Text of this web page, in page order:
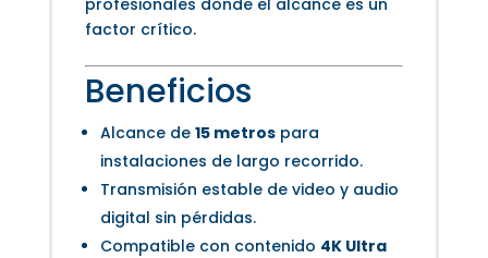
factor crítico.
Beneficios
Alcance de 15 metrospara
instalaciones de largo recorrido.
Transmisión estable de video y audio
digital sin pérdidas.
Compatible con contenido 4K Ultra